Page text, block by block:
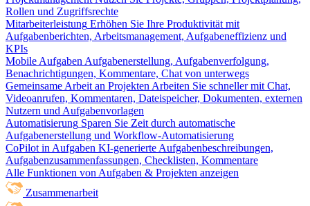
Rollen und Zugriffsrechte
Mitarbeiterleistung Erhöhen Sie Ihre Produktivität mit
Aufgabenberichten, Arbeitsmanagement, Aufgabeneffizienz und
KPIs
Mobile Aufgaben Aufgabenerstellung, Aufgabenverfolgung,
Benachrichtigungen, Kommentare, Chat von unterwegs
Gemeinsame Arbeit an Projekten Arbeiten Sie schneller mit Chat,
Videoanrufen, Kommentaren, Dateispeicher, Dokumenten, externen
Nutzern und Aufgabenvorlagen
Automatisierung Sparen Sie Zeit durch automatische
Aufgabenerstellung und Workflow-Automatisierung
CoPilot in Aufgaben KI-generierte Aufgabenbeschreibungen,
Aufgabenzusammenfassungen, Checklisten, Kommentare
Alle Funktionen von Aufgaben & Projekten anzeigen
Zusammenarbeit